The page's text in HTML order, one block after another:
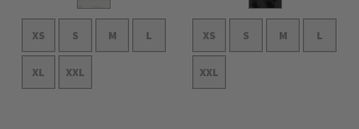
XS S M L
XL XXL
XS S M L
XXL